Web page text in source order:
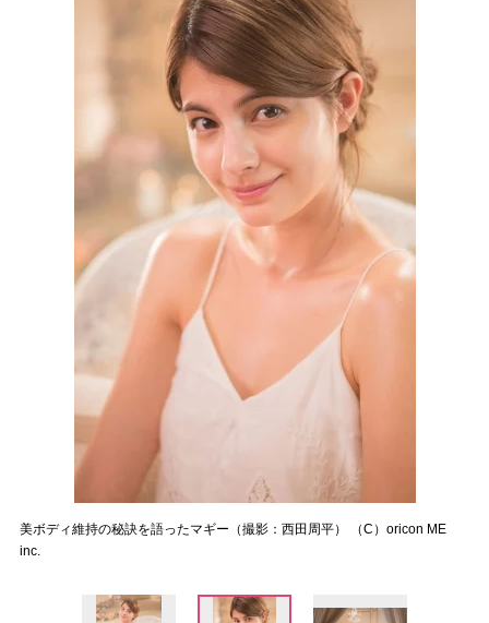
美ボディ維持の秘訣を語ったマギー（撮影：西田周平） （C）oricon ME
inc.